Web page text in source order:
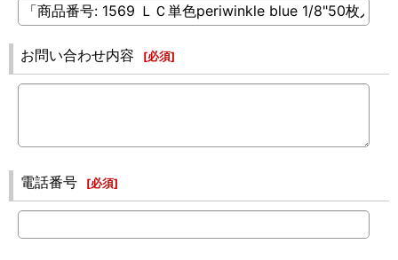
お問い合わせ内容 [必須]
電話番号 [必須]